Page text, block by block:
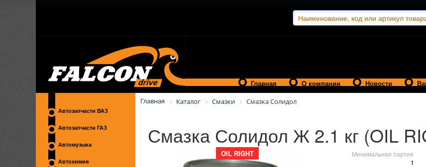
Главная О компании Новости
Автозапчасти ВАЗ
Автозапчасти ГАЗ
Автомузыка
Автохимия
Главная Каталог Смазки Смазка Солидол
Смазка Солидол Ж 2.1 кг (OIL
OIL RIGHT
Минимальная партия
1